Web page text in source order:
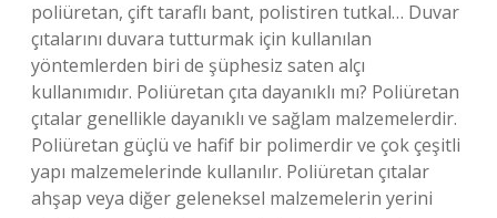
poliüretan, çift taraflı bant, polistiren tutkal… Duvar
çıtalarını duvara tutturmak için kullanılan
yöntemlerden biri de şüphesiz saten alçı
kullanımıdır. Poliüretan çıta dayanıklı mı? Poliüretan
çıtalar genellikle dayanıklı ve sağlam malzemelerdir.
Poliüretan güçlü ve hafif bir polimerdir ve çok çeşitli
yapı malzemelerinde kullanılır. Poliüretan çıtalar
ahşap veya diğer geleneksel malzemelerin yerini